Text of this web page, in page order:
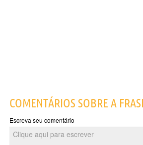
COMENTÁRIOS SOBRE A
Escreva seu comentário